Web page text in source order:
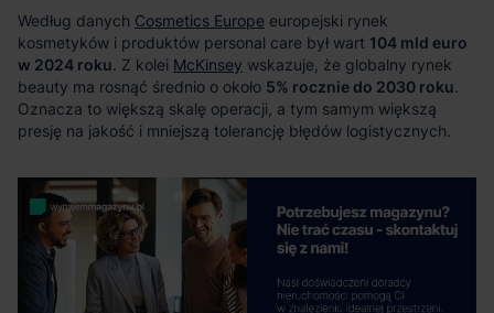
Cosmetics Europe
104 mld euro
w 2024 roku
McKinsey
5% rocznie do 2030 roku